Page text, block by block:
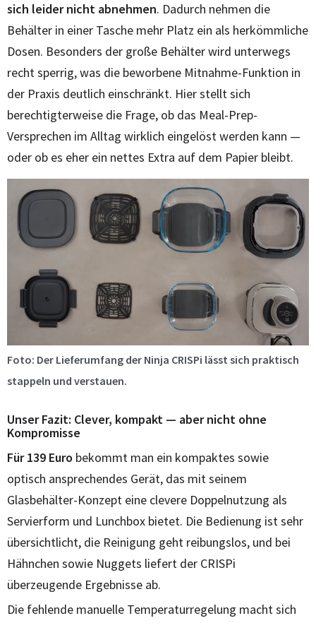
sich leider nicht abnehmen. Dadurch nehmen die
Behälter in einer Tasche mehr Platz ein als herkömmliche
Dosen. Besonders der große Behälter wird unterwegs
recht sperrig, was die beworbene Mitnahme-Funktion in
der Praxis deutlich einschränkt. Hier stellt sich
berechtigterweise die Frage, ob das Meal-Prep-
Versprechen im Alltag wirklich eingelöst werden kann —
oder ob es eher ein nettes Extra auf dem Papier bleibt.
Foto: Der Lieferumfang der Ninja CRISPi lässt sich praktisch
stappeln und verstauen.
Unser Fazit: Clever, kompakt — aber nicht ohne
Kompromisse
Für 139 Euro bekommt man ein kompaktes sowie
optisch ansprechendes Gerät, das mit seinem
Glasbehälter-Konzept eine clevere Doppelnutzung als
Servierform und Lunchbox bietet. Die Bedienung ist sehr
übersichtlicht, die Reinigung geht reibungslos, und bei
Hähnchen sowie Nuggets liefert der CRISPi
überzeugende Ergebnisse ab.
Die fehlende manuelle Temperaturregelung macht sich